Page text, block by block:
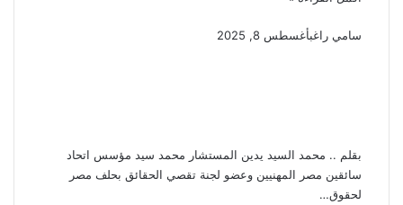
سامي راغبأغسطس 8, 2025
بقلم .. محمد السيد يدين المستشار محمد سيد مؤسس اتحاد
سائقين مصر المهنيين وعضو لجنة تقصي الحقائق بحلف مصر
لحقوق…